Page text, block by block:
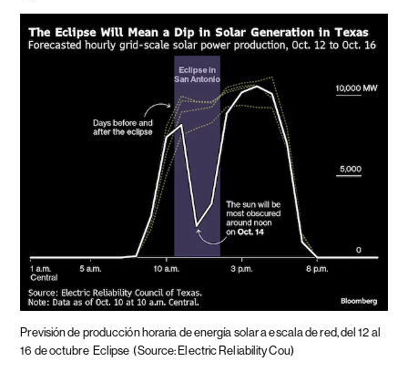
Previsión de producción horaria de energía solar a escala de red, del 12 al
16 de octubre Eclipse (Source: Electric Reliability Cou)